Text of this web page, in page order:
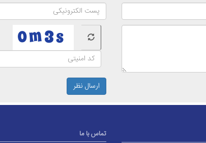
ارسال نظر
تماس با ما